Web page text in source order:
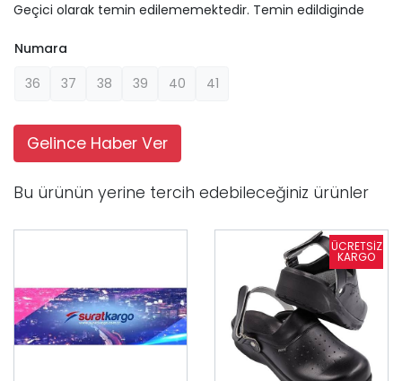
Geçici olarak temin edilememektedir. Temin edildiginde
Numara
36
37 38 39 40 41
Gelince Haber Ver
Bu ürünün yerine tercih edebileceğiniz ürünler